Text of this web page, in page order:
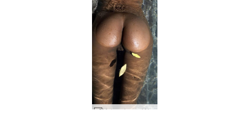
Mokry element Naomi #27